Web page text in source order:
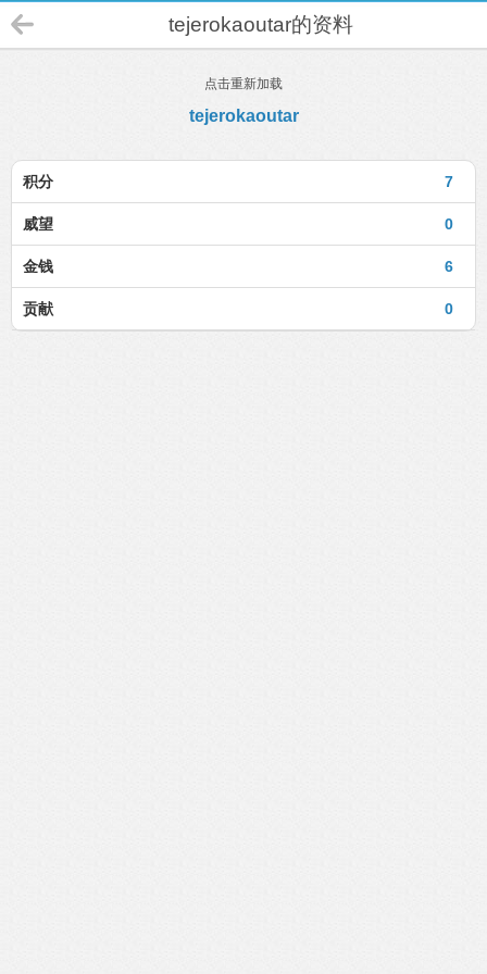
tejerokaoutar的资料
点击重新加载
tejerokaoutar
7
积分
0
威望
6
金钱
0
贡献